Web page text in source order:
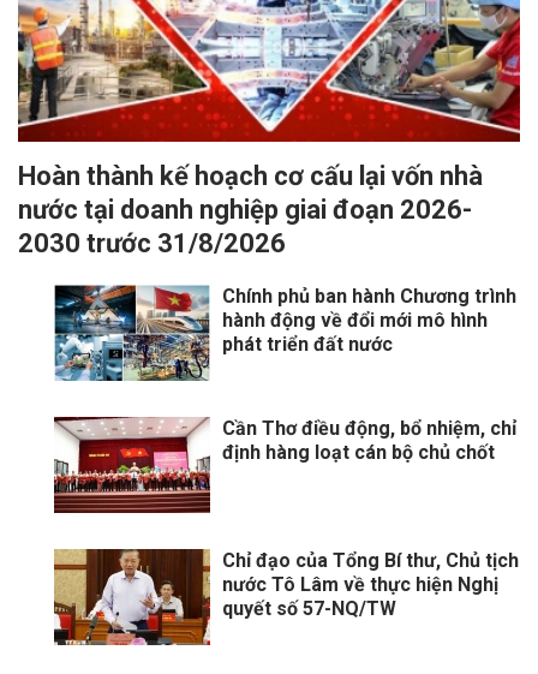
Hoàn thành kế hoạch cơ cấu lại vốn nhà
nước tại doanh nghiệp giai đoạn 2026-
2030 trước 31/8/2026
Chính phủ ban hành Chương trình
hành động về đổi mới mô hình
phát triển đất nước
Cần Thơ điều động, bổ nhiệm, chỉ
định hàng loạt cán bộ chủ chốt
Chỉ đạo của Tổng Bí thư, Chủ tịch
nước Tô Lâm về thực hiện Nghị
quyết số 57-NQ/TW